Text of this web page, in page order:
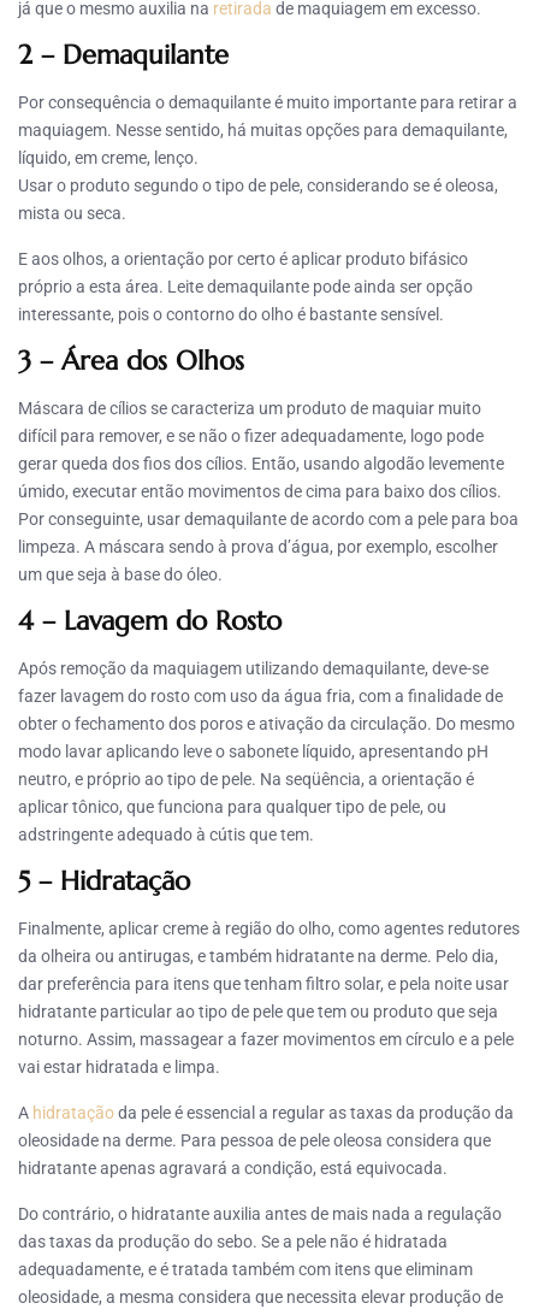
já que o mesmo auxilia na retirada de maquiagem em excesso.
2 – Demaquilante
Por consequência o demaquilante é muito importante para retirar a
maquiagem. Nesse sentido, há muitas opções para demaquilante,
líquido, em creme, lenço.
Usar o produto segundo o tipo de pele, considerando se é oleosa,
mista ou seca.
E aos olhos, a orientação por certo é aplicar produto bifásico
próprio a esta área. Leite demaquilante pode ainda ser opção
interessante, pois o contorno do olho é bastante sensível.
3 – Área dos Olhos
Máscara de cílios se caracteriza um produto de maquiar muito
difícil para remover, e se não o fizer adequadamente, logo pode
gerar queda dos fios dos cílios. Então, usando algodão levemente
úmido, executar então movimentos de cima para baixo dos cílios.
Por conseguinte, usar demaquilante de acordo com a pele para boa
limpeza. A máscara sendo à prova d’água, por exemplo, escolher
um que seja à base do óleo.
4 – Lavagem do Rosto
Após remoção da maquiagem utilizando demaquilante, deve-se
fazer lavagem do rosto com uso da água fria, com a finalidade de
obter o fechamento dos poros e ativação da circulação. Do mesmo
modo lavar aplicando leve o sabonete líquido, apresentando pH
neutro, e próprio ao tipo de pele. Na seqüência, a orientação é
aplicar tônico, que funciona para qualquer tipo de pele, ou
adstringente adequado à cútis que tem.
5 – Hidratação
Finalmente, aplicar creme à região do olho, como agentes redutores
da olheira ou antirugas, e também hidratante na derme. Pelo dia,
dar preferência para itens que tenham filtro solar, e pela noite usar
hidratante particular ao tipo de pele que tem ou produto que seja
noturno. Assim, massagear a fazer movimentos em círculo e a pele
vai estar hidratada e limpa.
A hidrataçãoda pele é essencial a regular as taxas da produção da
oleosidade na derme. Para pessoa de pele oleosa considera que
hidratante apenas agravará a condição, está equivocada.
Do contrário, o hidratante auxilia antes de mais nada a regulação
das taxas da produção do sebo. Se a pele não é hidratada
adequadamente, e é tratada também com itens que eliminam
oleosidade, a mesma considera que necessita elevar produção de